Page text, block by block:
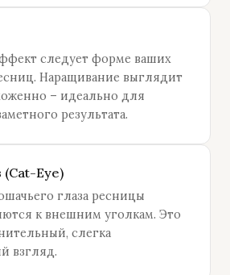
следует форме ваших
Наращивание выглядит
– идеально для
результата.
Eye)
глаза ресницы
к внешним уголкам. Это
слегка
взгляд.